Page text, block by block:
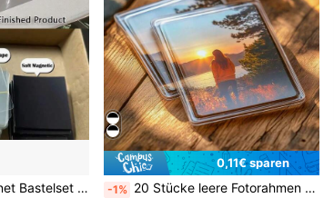
DIY Kühlschrankmagnet Bastelset - Transparente Acryl-Quadratfliesen, abgerundete Ecken, hochauflösende, leuchtende Muster (Blumen, Tiere, Landschaften), inklusive Magnetfolien und doppelseitigem Klebeband, einfache Montage ohne Kleber, kann vertikale/horizontale Rahmen erstellen, ideal für Heim-Dekoration und Büro
0,11€ sparen
-1% 20 Stücke leere Fotorahmen Magnete für den Kühlschrank (20 Packungen) - für Fotos 7 x 4,5 cm (2,75 x 1,77 Zoll) - transparente klare Acryl Kühlschrankmagnete für kleine Fotos Geschenke Geburtstag Abschluss